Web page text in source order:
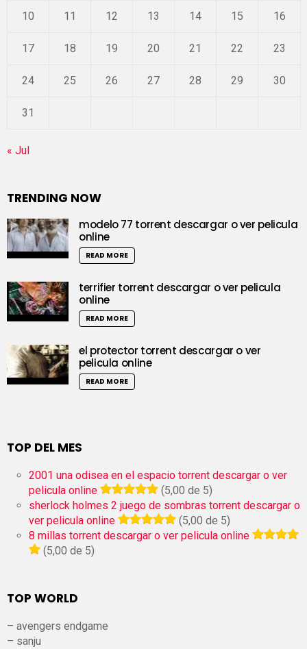
10 11 12 13 14 15 16
17 18 19 20 21 22 23
24 25 26 27 28 29 30
31
« Jul
TRENDING NOW
modelo 77 torrent descargar o ver pelicula
online
READ MORE
terrifier torrent descargar o ver pelicula
online
READ MORE
el protector torrent descargar o ver
pelicula online
READ MORE
TOP DEL MES
2001 una odisea en el espacio torrent descargar o ver
pelicula online
(5,00 de 5)
sherlock holmes 2 juego de sombras torrent descargar o
ver pelicula online
(5,00 de 5)
8 millas torrent descargar o ver pelicula online
(5,00 de 5)
TOP WORLD
– avengers endgame
– sanju